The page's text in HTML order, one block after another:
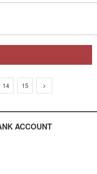
14 15
ACCOUNT